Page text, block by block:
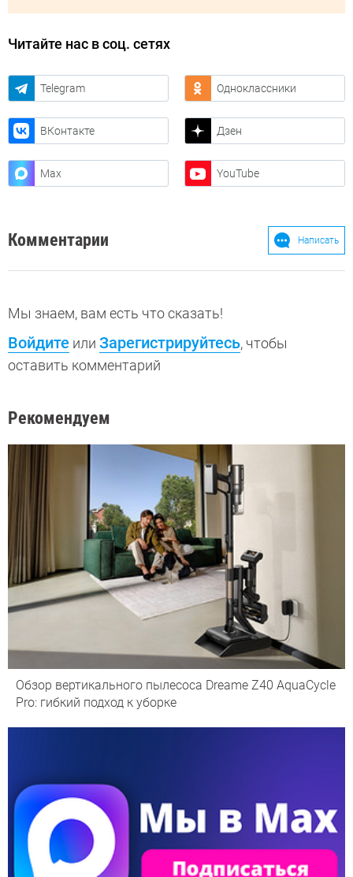
Читайте нас в соц. сетях
Telegram Одноклассники
ВКонтакте Дзен
Max YouTube
Комментарии Написать
Мы знаем, вам есть что сказать!
Войдите или Зарегистрируйтесь, чтобы
оставить комментарий
Рекомендуем
Обзор вертикального пылесоса Dreame Z40 AquaCycle
Pro: гибкий подход к уборке